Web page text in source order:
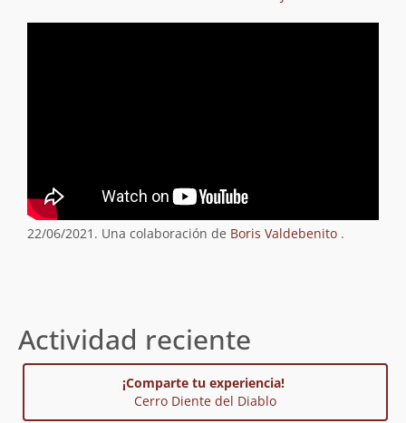
22/06/2021. Una colaboración de Boris Valdebenito .
Actividad reciente
¡Comparte tu experiencia!
Cerro Diente del Diablo